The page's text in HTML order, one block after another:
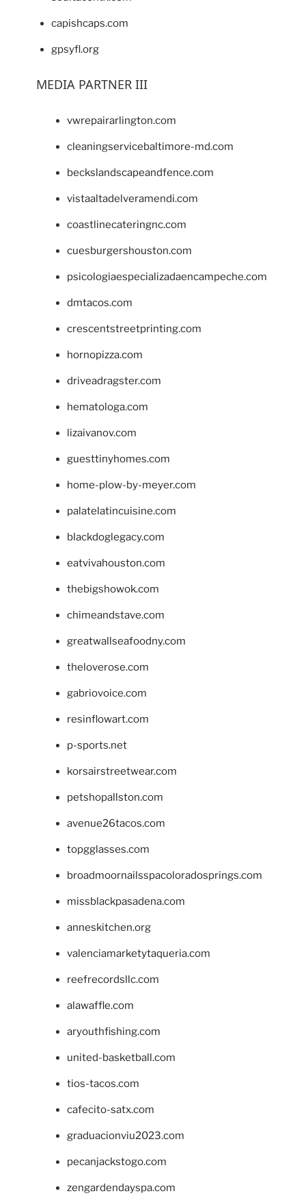
capishcaps.com
gpsyfl.org
MEDIA PARTNER III
vwrepairarlington.com
cleaningservicebaltimore-md.com
beckslandscapeandfence.com
vistaaltadelveramendi.com
coastlinecateringnc.com
cuesburgershouston.com
psicologiaespecializadaencampeche.com
dmtacos.com
crescentstreetprinting.com
hornopizza.com
driveadragster.com
hematologa.com
lizaivanov.com
guesttinyhomes.com
home-plow-by-meyer.com
palatelatincuisine.com
blackdoglegacy.com
eatvivahouston.com
thebigshowok.com
chimeandstave.com
greatwallseafoodny.com
theloverose.com
gabriovoice.com
resinflowart.com
p-sports.net
korsairstreetwear.com
petshopallston.com
avenue26tacos.com
topgglasses.com
broadmoornailsspacoloradosprings.com
missblackpasadena.com
anneskitchen.org
valenciamarketytaqueria.com
reefrecordsllc.com
alawaffle.com
aryouthfishing.com
united-basketball.com
tios-tacos.com
cafecito-satx.com
graduacionviu2023.com
pecanjackstogo.com
zengardendayspa.com